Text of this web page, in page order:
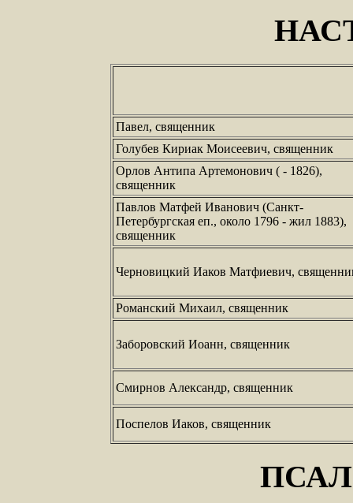
Павел, священник
Голубев Кириак Моисеевич, священник
Орлов Антипа Артемонович ( - 1826),
священник
Павлов Матфей Иванович (Санкт-
Петербургская еп., около 1796 - жил 1883),
священник
Черновицкий Иаков Матфиевич,
Романский Михаил, священник
Заборовский Иоанн, священник
Смирнов Александр, священник
Поспелов Иаков, священник